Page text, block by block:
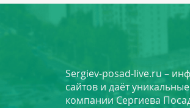
Sergiev-posad-live.ru –
сайтов и даёт
компании Сергиева